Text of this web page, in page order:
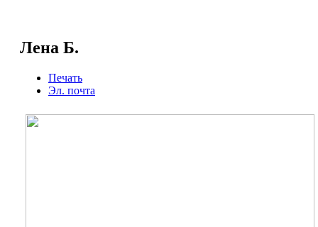
Лена Б.
Печать
Эл. почта